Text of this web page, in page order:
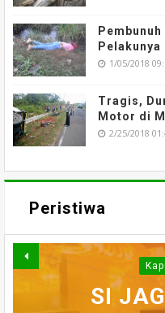
Pelakunya
1/05/2018
Tragis,
Motor di
2/25/2018
Peristiwa
WARGA
SI